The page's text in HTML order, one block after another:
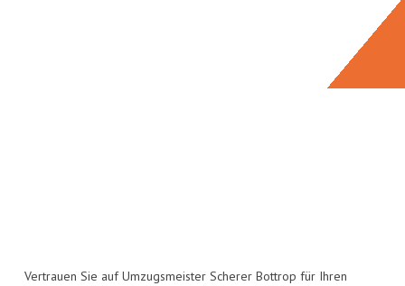
Vertrauen Sie auf Umzugsmeister Scherer Bottrop für Ihren